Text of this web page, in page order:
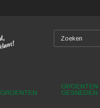
GROENTEN
GROENTEN
GESNEDEN